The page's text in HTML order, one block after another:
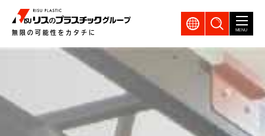
無限の可能性をカタチに
GLOBAL製品検索
MENU